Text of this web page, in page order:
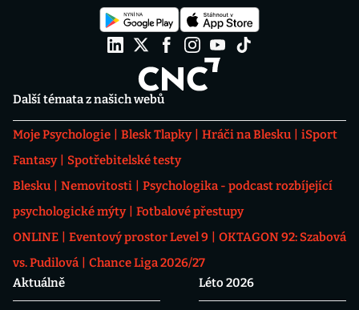
Další témata z našich webů
Moje Psychologie Blesk Tlapky Hráči na Blesku
iSport
Fantasy
Spotřebitelské testy
Blesku
Nemovitosti
Psychologika - podcast rozbíjející
psychologické mýty
Fotbalové přestupy
ONLINE
Eventový prostor Level 9
OKTAGON 92: Szabová
vs. Pudilová
Chance Liga 2026/27
Aktuálně
Léto 2026